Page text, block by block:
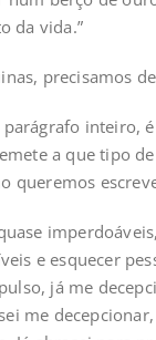
da vida.”
precisamos de
parágrafo inteiro,
a que tipo
queremos
e esquecer
já me
me